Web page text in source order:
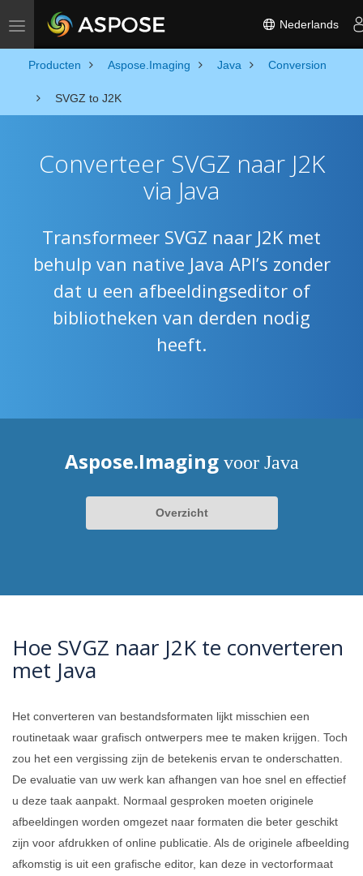
Toggle navigation Nederlands
Producten Aspose.Imaging Java Conversion
SVGZ to J2K
Converteer SVGZ naar J2K
via Java
Transformeer SVGZ naar J2K met
behulp van native Java API’s zonder
dat u een afbeeldingseditor of
bibliotheken van derden nodig
heeft.
Aspose.Imaging voor Java
Overzicht
Hoe SVGZ naar J2K te converteren
met Java
Het converteren van bestandsformaten lijkt misschien een
routinetaak waar grafisch ontwerpers mee te maken krijgen. Toch
zou het een vergissing zijn de betekenis ervan te onderschatten.
De evaluatie van uw werk kan afhangen van hoe snel en effectief
u deze taak aanpakt. Normaal gesproken moeten originele
afbeeldingen worden omgezet naar formaten die beter geschikt
zijn voor afdrukken of online publicatie. Als de originele afbeelding
afkomstig is uit een grafische editor, kan deze in vectorformaat